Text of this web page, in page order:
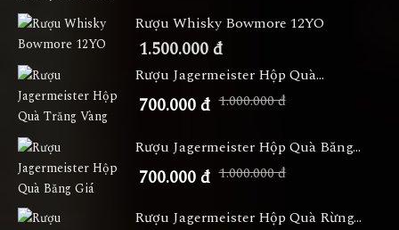
Rượu Whisky Bowmore 12YO
1.500.000 đ
Rượu Jagermeister Hộp Quà...
700.000 đ 1.000.000 đ
Rượu Jagermeister Hộp Quà Băng...
700.000 đ 1.000.000 đ
Rượu Jagermeister Hộp Quà Rừng...